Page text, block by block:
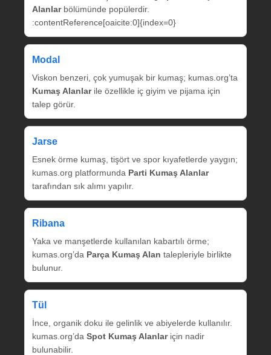
Alanlarbölümünde popülerdir.
:contentReference[oaicite:0]{index=0}
Modal
Viskon benzeri, çok yumuşak bir kumaş; kumas.org’ta
Kumaş Alanlarile özellikle iç giyim ve pijama için
talep görür.
Jarse
Esnek örme kumaş, tişört ve spor kıyafetlerde yaygın;
kumas.org platformunda Parti Kumaş Alanlar
tarafından sık alımı yapılır.
Ribana
Yaka ve manşetlerde kullanılan kabartılı örme;
kumas.org’da Parça Kumaş Alan talepleriyle birlikte
bulunur.
Tül
İnce, organik doku ile gelinlik ve abiyelerde kullanılır.
kumas.org’da Spot Kumaş Alanlariçin nadir
bulunabilir.